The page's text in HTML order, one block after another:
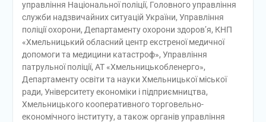
управління Національної поліції, Головного управління
служби надзвичайних ситуацій України, Управління
поліції охорони, Департаменту охорони здоров’я, КНП
«Хмельницький обласний центр екстреної медичної
допомоги та медицини катастроф», Управління
патрульної поліції, АТ «Хмельницькобленерго»,
Департаменту освіти та науки Хмельницької міської
ради, Університету економіки і підприємництва,
Хмельницького кооперативного торговельно-
економічного інституту, а також органів управління